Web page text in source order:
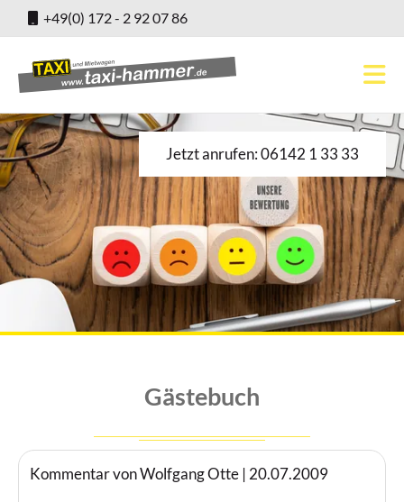
+49(0) 172 - 2 92 07 86
Jetzt anrufen: 06142 1 33 33
Gästebuch
Kommentar von Wolfgang Otte | 20.07.2009